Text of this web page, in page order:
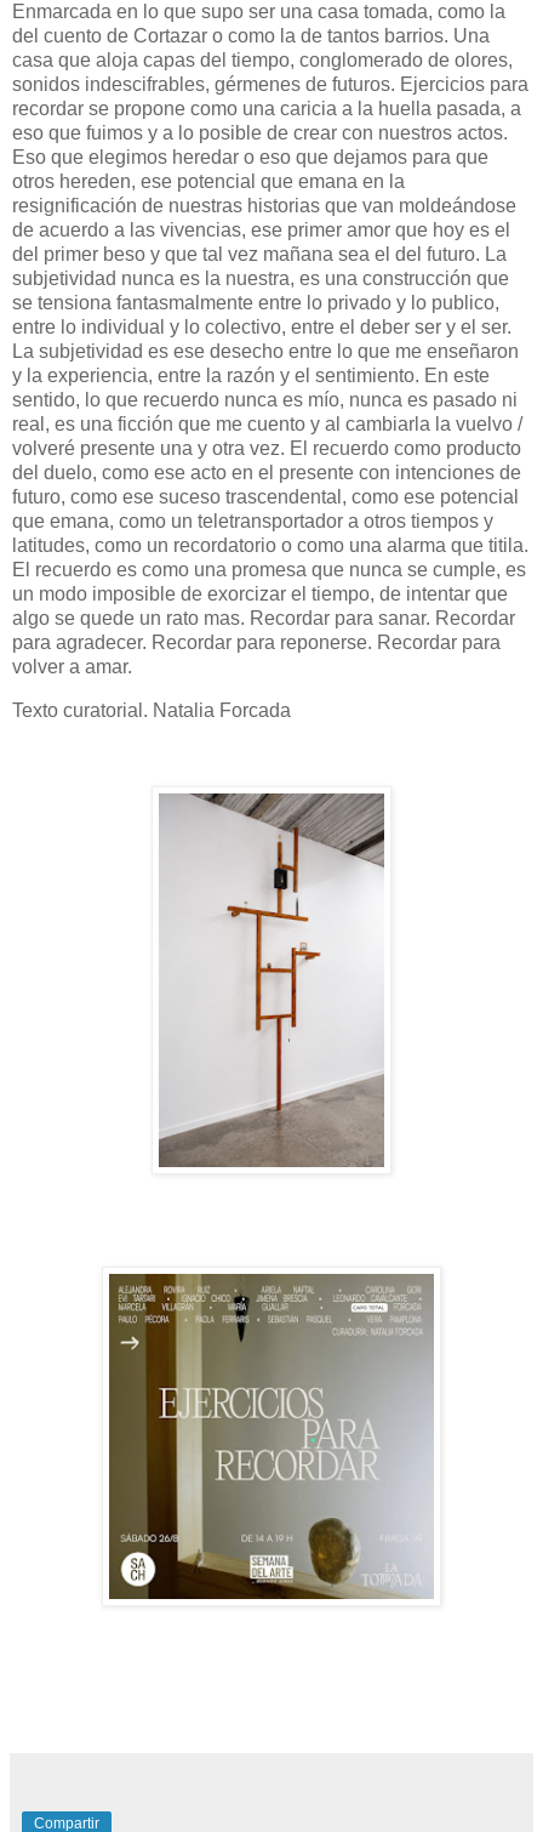
Enmarcada en lo que supo ser una casa tomada, como la
del cuento de Cortazar o como la de tantos barrios. Una
casa que aloja capas del tiempo, conglomerado de olores,
sonidos indescifrables, gérmenes de futuros. Ejercicios para
recordar se propone como una caricia a la huella pasada, a
eso que fuimos y a lo posible de crear con nuestros actos.
Eso que elegimos heredar o eso que dejamos para que
otros hereden, ese potencial que emana en la
resignificación de nuestras historias que van moldeándose
de acuerdo a las vivencias, ese primer amor que hoy es el
del primer beso y que tal vez mañana sea el del futuro. La
subjetividad nunca es la nuestra, es una construcción que
se tensiona fantasmalmente entre lo privado y lo publico,
entre lo individual y lo colectivo, entre el deber ser y el ser.
La subjetividad es ese desecho entre lo que me enseñaron
y la experiencia, entre la razón y el sentimiento. En este
sentido, lo que recuerdo nunca es mío, nunca es pasado ni
real, es una ficción que me cuento y al cambiarla la vuelvo /
volveré presente una y otra vez. El recuerdo como producto
del duelo, como ese acto en el presente con intenciones de
futuro, como ese suceso trascendental, como ese potencial
que emana, como un teletransportador a otros tiempos y
latitudes, como un recordatorio o como una alarma que titila.
El recuerdo es como una promesa que nunca se cumple, es
un modo imposible de exorcizar el tiempo, de intentar que
algo se quede un rato mas. Recordar para sanar. Recordar
para agradecer. Recordar para reponerse. Recordar para
volver a amar.
Texto curatorial. Natalia Forcada
Compartir